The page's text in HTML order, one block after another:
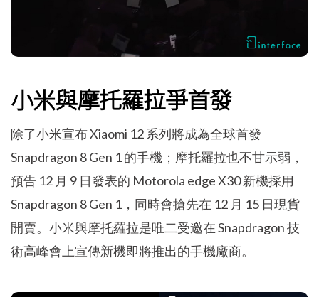
小米與摩托羅拉爭首發
除了小米宣布 Xiaomi 12 系列將成為全球首發
Snapdragon 8 Gen 1 的手機；摩托羅拉也不甘示弱，
預告 12 月 9 日發表的 Motorola edge X30 新機採用
Snapdragon 8 Gen 1，同時會搶先在 12 月 15 日現貨
開賣。小米與摩托羅拉是唯二受邀在 Snapdragon 技
術高峰會上宣傳新機即將推出的手機廠商。